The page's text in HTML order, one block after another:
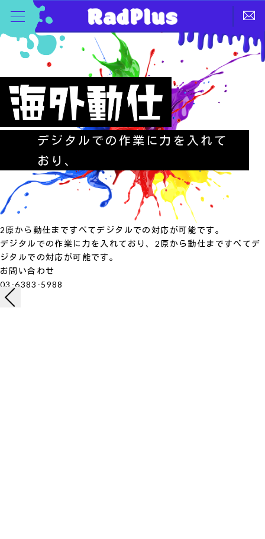
デジタルでの作業に力を入れて
おり、
2原から動仕まですべてデジタルでの対応が可能です。
デジタルでの作業に力を入れており、2原から動仕まですべてデ
ジタルでの対応が可能です。
お問い合わせ
03-6383-5988